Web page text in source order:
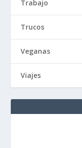
Trabajo
Trucos
Veganas
Viajes